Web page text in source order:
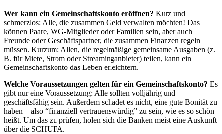
Wer kann ein Gemeinschaftskonto eröffnen? Kurz und
schmerzlos: Alle, die zusammen Geld verwalten möchten! Das
können Paare, WG-Mitglieder oder Familien sein, aber auch
Freunde oder Geschäftspartner, die zusammen Finanzen regeln
müssen. Kurzum: Allen, die regelmäßige gemeinsame Ausgaben (z.
B. für Miete, Strom oder Streaminganbieter) teilen, kann ein
Gemeinschaftskonto das Leben erleichtern.
Welche Voraussetzungen gelten für ein Gemeinschaftskonto? Es
gibt nur eine Voraussetzung: Alle sollten volljährig und
geschäftsfähig sein. Außerdem schadet es nicht, eine gute Bonität zu
haben – also “finanziell vertrauenswürdig” zu sein, wie es so schön
heißt. Um das zu prüfen, holen sich die Banken meist eine Auskunft
über die SCHUFA.